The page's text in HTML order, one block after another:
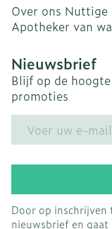
Over ons Nuttige
Apotheker van
Nieuwsbrief
Blijf op de
promoties
Door op
nieuwsbrief en